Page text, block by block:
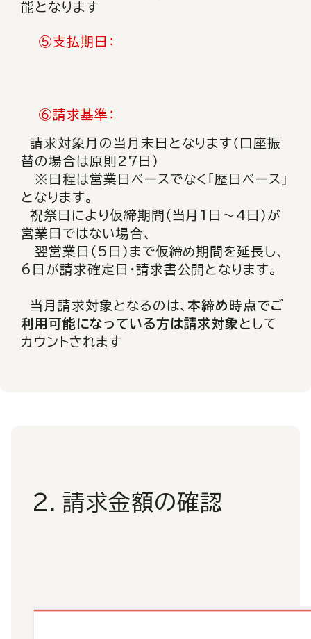
能となります
⑤支払期日：
⑥請求基準：
請求対象月の当月末日となります（口座振
替の場合は原則27日）
※日程は営業日ベースでなく「歴日ベース」
となります。
祝祭日により仮締期間（当月1日～4日）が
営業日ではない場合、
翌営業日（5日）まで仮締め期間を延長し、
6日が請求確定日・請求書公開となります。
当月請求対象となるのは、本締め時点でご
利用可能になっている方は請求対象 として
カウントされます
２．請求金額の確認